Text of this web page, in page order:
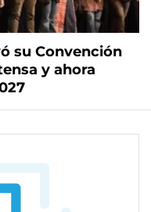
su Convención
y ahora